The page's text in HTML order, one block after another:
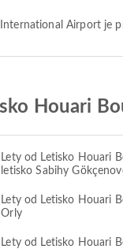
International Airport je
Houari
Lety od Letisko Houari
letisko Sabihy
Lety od Letisko Houari
Orly
Lety od Letisko Houari